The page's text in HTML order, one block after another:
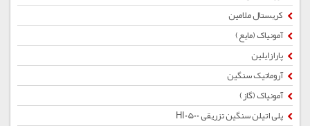
کریستال ملامین
آمونیاک (مایع)
پارازایلین
آروماتیک سنگین
آمونیاک (گاز)
پلی اتیلن سنگین تزریقی HI0500